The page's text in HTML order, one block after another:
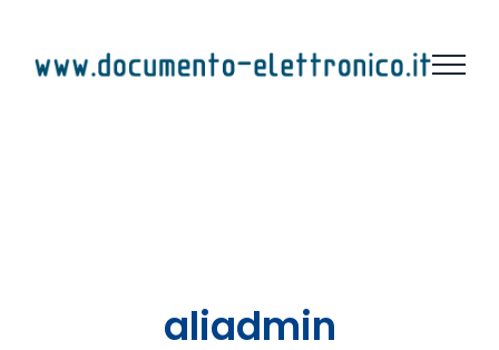
contenuto
aliadmin